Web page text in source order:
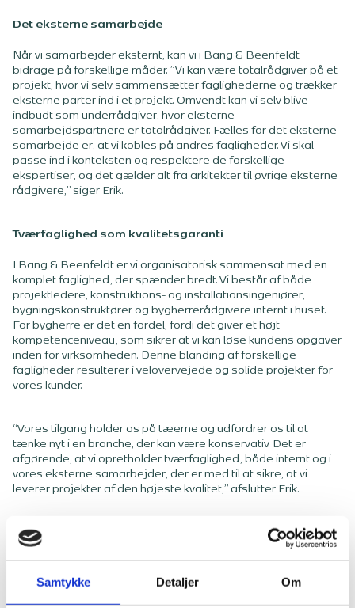
Samtykke Detaljer Om
Det eksterne samarbejde
Når vi samarbejder eksternt, kan vi i Bang & Beenfeldt
bidrage på forskellige måder. ”Vi kan være totalrådgiver på et
projekt, hvor vi selv sammensætter faglighederne og trækker
eksterne parter ind i et projekt. Omvendt kan vi selv blive
indbudt som underrådgiver, hvor eksterne
samarbejdspartnere er totalrådgiver. Fælles for det eksterne
samarbejde er, at vi kobles på andres fagligheder. Vi skal
passe ind i konteksten og respektere de forskellige
ekspertiser, og det gælder alt fra arkitekter til øvrige eksterne
rådgivere,” siger Erik.
Tværfaglighed som kvalitetsgaranti
I Bang & Beenfeldt er vi organisatorisk sammensat med en
komplet faglighed, der spænder bredt. Vi består af både
projektledere, konstruktions- og installationsingeniører,
bygningskonstruktører og bygherrerådgivere internt i huset.
For bygherre er det en fordel, fordi det giver et højt
kompetenceniveau, som sikrer at vi kan løse kundens opgaver
inden for virksomheden. Denne blanding af forskellige
fagligheder resulterer i velovervejede og solide projekter for
vores kunder.
“Vores tilgang holder os på tæerne og udfordrer os til at
tænke nyt i en branche, der kan være konservativ. Det er
afgørende, at vi opretholder tværfaglighed, både internt og i
vores eksterne samarbejder, der er med til at sikre, at vi
leverer projekter af den højeste kvalitet,” afslutter Erik.